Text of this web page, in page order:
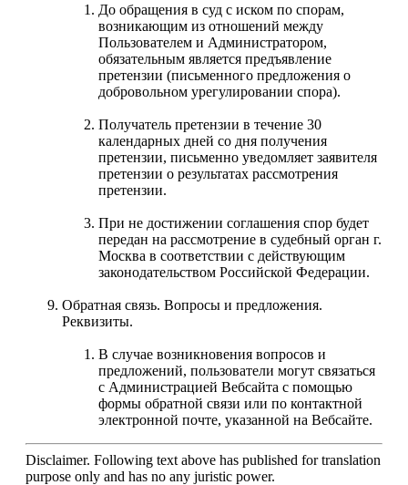
До обращения в суд с иском по спорам,
возникающим из отношений между
Пользователем и Администратором,
обязательным является предъявление
претензии (письменного предложения о
добровольном урегулировании спора).
Получатель претензии в течение 30
календарных дней со дня получения
претензии, письменно уведомляет заявителя
претензии о результатах рассмотрения
претензии.
При не достижении соглашения спор будет
передан на рассмотрение в судебный орган г.
Москва в соответствии с действующим
законодательством Российской Федерации.
Обратная связь. Вопросы и предложения.
Реквизиты.
В случае возникновения вопросов и
предложений, пользователи могут связаться
c Администрацией Вебсайта с помощью
формы обратной связи или по контактной
электронной почте, указанной на Вебсайте.
Disclaimer. Following text above has published for translation
purpose only and has no any juristic power.